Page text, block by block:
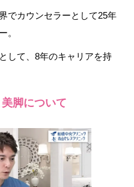
でカウンセラーとして25年
。
して、8年のキャリアを持
脚について